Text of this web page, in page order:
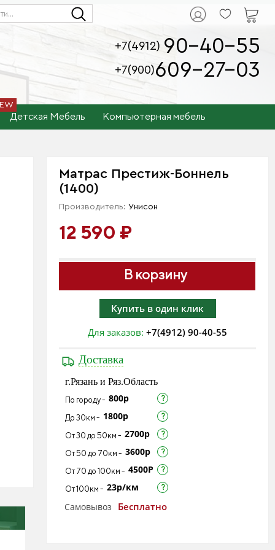
+7(4912) 90-40-55
+7(900)609-27-03
Детская Мебель Компьютерная мебель
Матрас Престиж-Боннель
(1400)
Производитель:Унисон
12 590 ₽
В корзину
Купить в один клик
Для заказов:+7(4912) 90-40-55
Доставка
г.Рязань и Ряз.Область
По городу - 800р
До 30км - 1800р
От 30 до 50км - 2700р
От 50 до 70км - 3600р
От 70 до 100км - 4500Р
От 100км - 23р/км
Самовывоз
Бесплатно